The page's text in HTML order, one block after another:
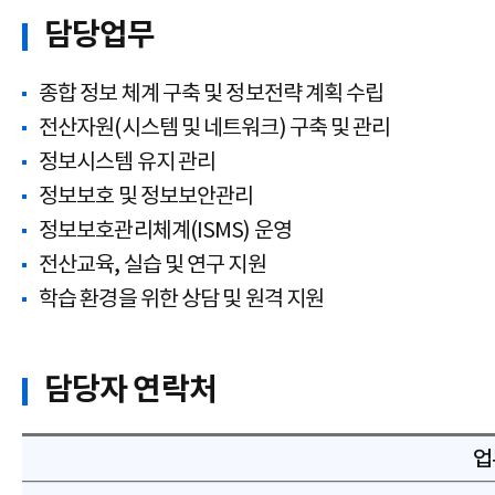
담당업무
종합 정보 체계 구축 및 정보전략 계획 수립
전산자원(시스템 및 네트워크) 구축 및 관리
정보시스템 유지 관리
정보보호 및 정보보안관리
정보보호관리체계(ISMS) 운영
전산교육, 실습 및 연구 지원
학습 환경을 위한 상담 및 원격 지원
담당자 연락처